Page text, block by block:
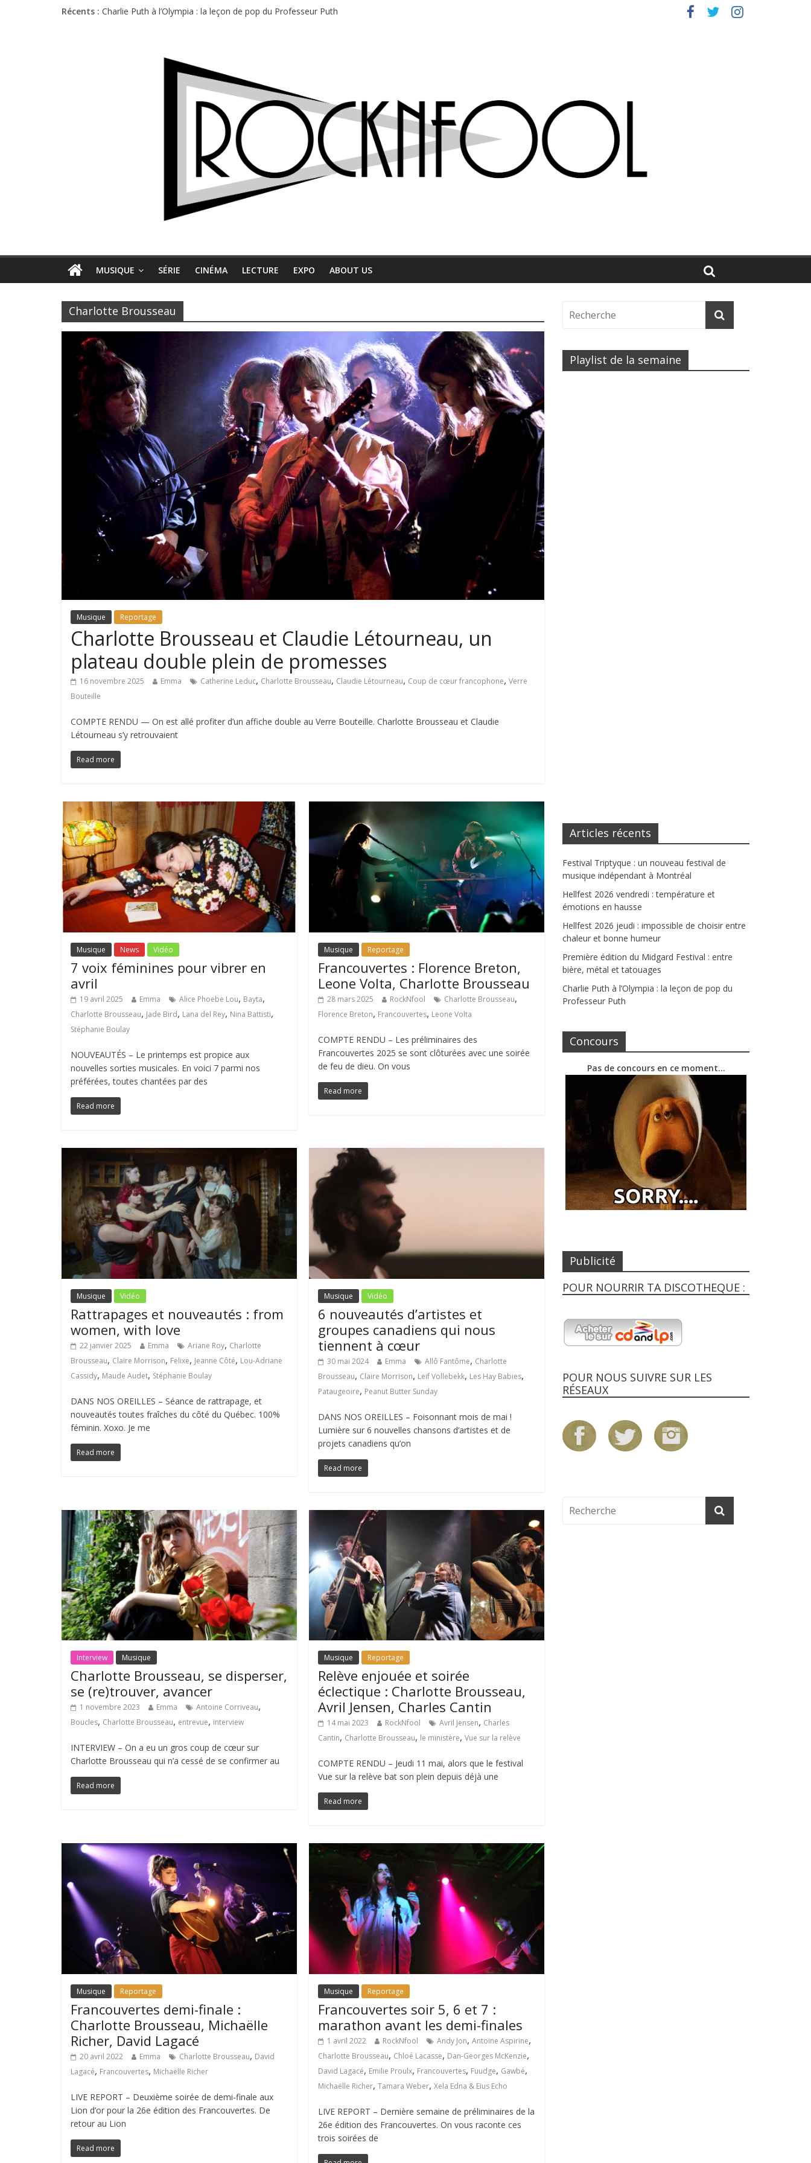
Récents : Charlie Puth à l’Olympia : la leçon de pop du Professeur Puth
Première édition du Midgard Festival : entre bière, métal et tatouages
MUSIQUE SÉRIE CINÉMA LECTURE EXPO ABOUT US
Charlotte Brousseau
Musique Reportage
Charlotte Brousseau et Claudie Létourneau, un
plateau double plein de promesses
16 novembre 2025 Emma Catherine Leduc, Charlotte Brousseau, Claudie Létourneau, Coup de cœur francophone, Verre
Bouteille
COMPTE RENDU — On est allé profiter d’un affiche double au Verre Bouteille. Charlotte Brousseau et Claudie
Létourneau s’y retrouvaient
Read more
Musique News Vidéo
7 voix féminines pour vibrer en
avril
19 avril 2025 Emma Alice Phoebe Lou, Bayta,
Charlotte Brousseau, Jade Bird, Lana del Rey, Nina Battisti,
Stéphanie Boulay
NOUVEAUTÉS – Le printemps est propice aux
nouvelles sorties musicales. En voici 7 parmi nos
préférées, toutes chantées par des
Read more
Musique Reportage
Francouvertes : Florence Breton,
Leone Volta, Charlotte Brousseau
28 mars 2025 RockNfool Charlotte Brousseau,
Florence Breton, Francouvertes, Leone Volta
COMPTE RENDU – Les préliminaires des
Francouvertes 2025 se sont clôturées avec une soirée
de feu de dieu. On vous
Read more
Musique Vidéo
Rattrapages et nouveautés : from
women, with love
22 janvier 2025 Emma Ariane Roy, Charlotte
Brousseau, Claire Morrison, Felixe, Jeanne Côté, Lou-Adriane
Cassidy, Maude Audet, Stéphanie Boulay
DANS NOS OREILLES – Séance de rattrapage, et
nouveautés toutes fraîches du côté du Québec. 100%
féminin. Xoxo. Je me
Read more
Musique Vidéo
6 nouveautés d’artistes et
groupes canadiens qui nous
tiennent à cœur
30 mai 2024 Emma Allô Fantôme, Charlotte
Brousseau, Claire Morrison, Leif Vollebekk, Les Hay Babies,
Pataugeoire, Peanut Butter Sunday
DANS NOS OREILLES – Foisonnant mois de mai !
Lumière sur 6 nouvelles chansons d’artistes et de
projets canadiens qu’on
Read more
Interview Musique
Charlotte Brousseau, se disperser,
se (re)trouver, avancer
1 novembre 2023 Emma Antoine Corriveau,
Boucles, Charlotte Brousseau, entrevue, interview
INTERVIEW – On a eu un gros coup de cœur sur
Charlotte Brousseau qui n’a cessé de se confirmer au
Read more
Musique Reportage
Relève enjouée et soirée
éclectique : Charlotte Brousseau,
Avril Jensen, Charles Cantin
14 mai 2023 RockNfool Avril Jensen, Charles
Cantin, Charlotte Brousseau, le ministère,Vue sur la relève
COMPTE RENDU – Jeudi 11 mai, alors que le festival
Vue sur la relève bat son plein depuis déjà une
Read more
Musique Reportage
Francouvertes demi-finale :
Charlotte Brousseau, Michaëlle
Richer, David Lagacé
20 avril 2022 Emma Charlotte Brousseau, David
Lagacé, Francouvertes, Michaëlle Richer
LIVE REPORT – Deuxième soirée de demi-finale aux
Lion d’or pour la 26e édition des Francouvertes. De
retour au Lion
Read more
Musique Reportage
Francouvertes soir 5, 6 et 7 :
marathon avant les demi-finales
1 avril 2022 RockNfool Andy Jon,Antoine Aspirine,
Charlotte Brousseau, Chloé Lacasse, Dan-Georges McKenzie,
David Lagacé, Emilie Proulx, Francouvertes, Fuudge, Gawbé,
Michaëlle Richer,Tamara Weber,Xela Edna & Eius Echo
LIVE REPORT – Dernière semaine de préliminaires de la
26e édition des Francouvertes. On vous raconte ces
trois soirées de
Playlist de la semaine
Articles récents
Festival Triptyque : un nouveau festival de
musique indépendant à Montréal
Hellfest 2026 vendredi : température et
émotions en hausse
Hellfest 2026 jeudi : impossible de choisir entre
chaleur et bonne humeur
Première édition du Midgard Festival : entre
bière, métal et tatouages
Charlie Puth à l’Olympia : la leçon de pop du
Professeur Puth
Concours
Pas de concours en ce moment…
Publicité
POUR NOURRIR TA DISCOTHEQUE :
POUR NOUS SUIVRE SUR LES
RÉSEAUX